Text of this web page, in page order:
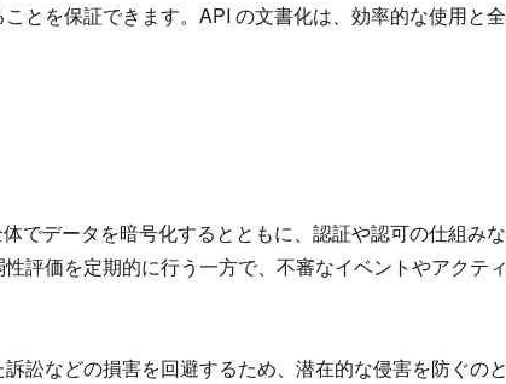
とを保証できます。API の文書化は、効率的な使用と全
でデータを暗号化するとともに、認証や認可の仕組みな
評価を定期的に行う一方で、不審なイベントやアクティ
訟などの損害を回避するため、潜在的な侵害を防ぐのと